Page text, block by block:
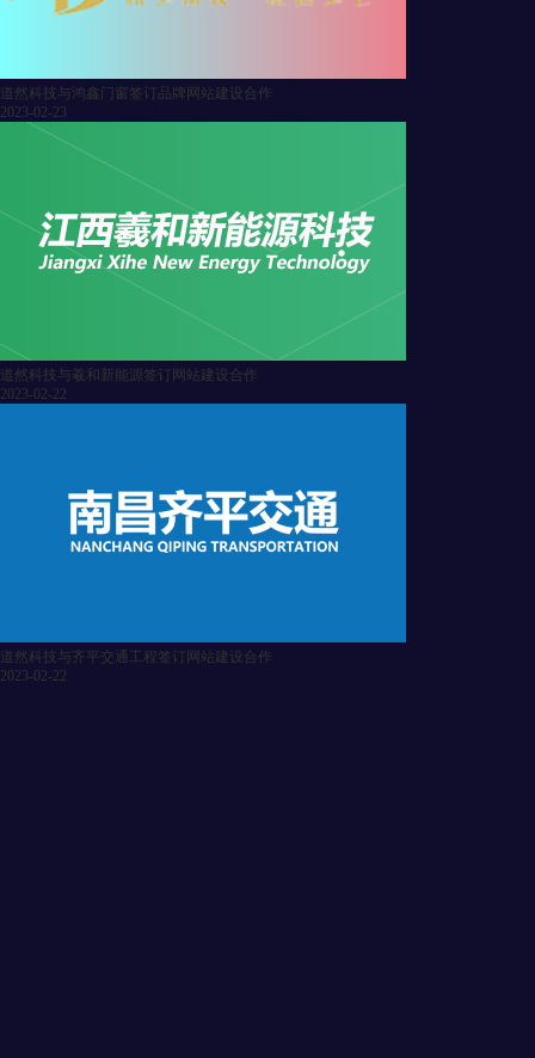
道然科技与鸿鑫门窗签订品牌网站建设合作
2023-02-23
道然科技与羲和新能源签订网站建设合作
2023-02-22
道然科技与齐平交通工程签订网站建设合作
2023-02-22